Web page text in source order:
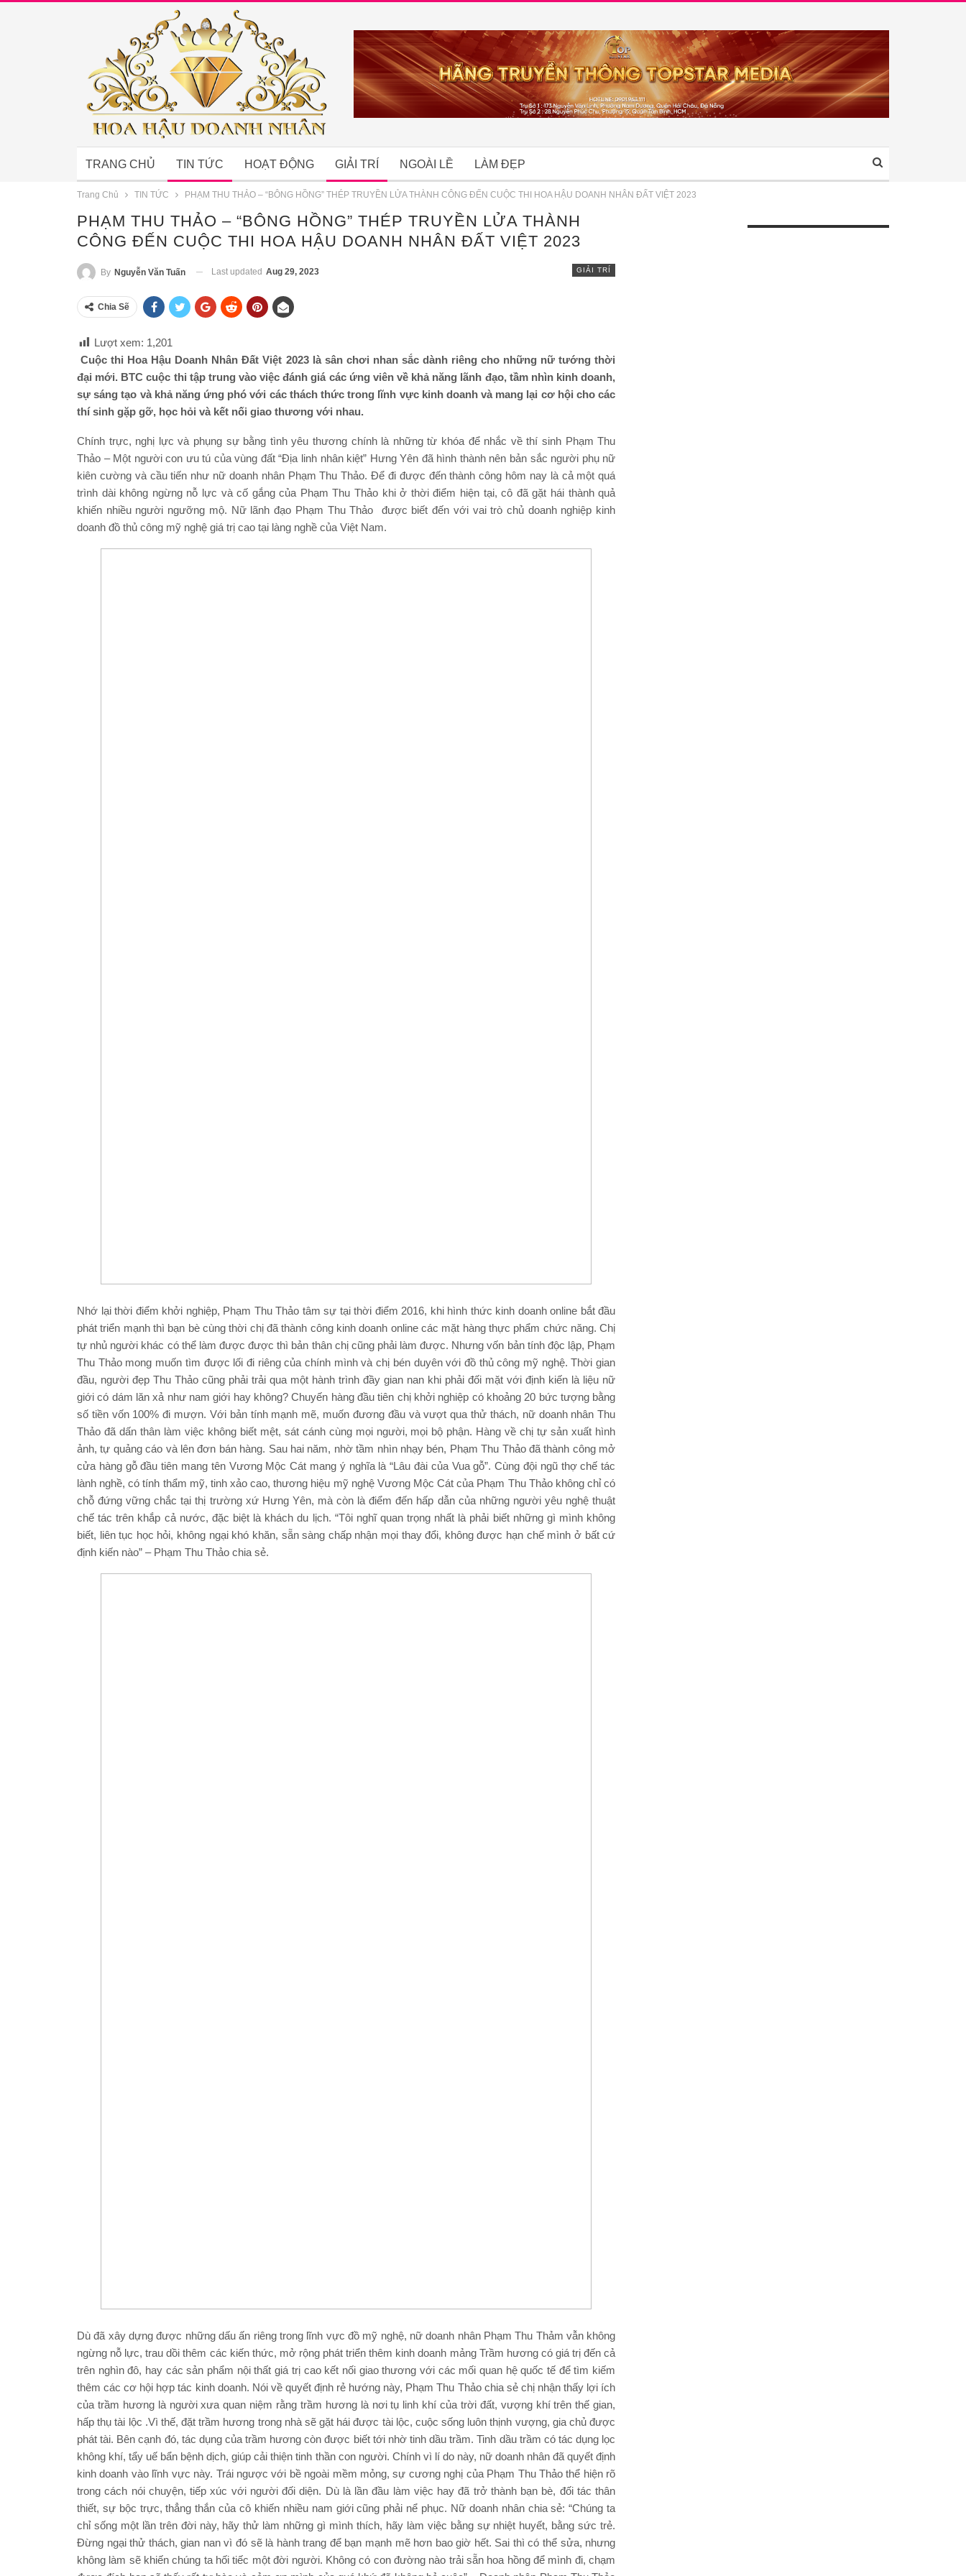
TRANG CHỦ TIN TỨC HOẠT ĐỘNG GIẢI TRÍ NGOÀI LỀ LÀM ĐẸP
Trang Chủ TIN TỨC PHẠM THU THẢO – “BÔNG HỒNG” THÉP TRUYỀN LỬA THÀNH CÔNG ĐẾN CUỘC THI HOA HẬU DOANH NHÂN ĐẤT VIỆT 2023
PHẠM THU THẢO – “BÔNG HỒNG” THÉP TRUYỀN LỬA THÀNH
CÔNG ĐẾN CUỘC THI HOA HẬU DOANH NHÂN ĐẤT VIỆT 2023
GIẢI TRÍ
By Nguyễn Văn Tuấn Last updated Aug 29, 2023
Chia Sẽ
Lượt xem: 1,201
Cuộc thi Hoa Hậu Doanh Nhân Đất Việt 2023 là sân chơi nhan sắc dành riêng cho những nữ tướng thời
đại mới. BTC cuộc thi tập trung vào việc đánh giá các ứng viên về khả năng lãnh đạo, tầm nhìn kinh doanh,
sự sáng tạo và khả năng ứng phó với các thách thức trong lĩnh vực kinh doanh và mang lại cơ hội cho các
thí sinh gặp gỡ, học hỏi và kết nối giao thương với nhau.
Chính trực, nghị lực và phụng sự bằng tình yêu thương chính là những từ khóa để nhắc về thí sinh Phạm Thu
Thảo – Một người con ưu tú của vùng đất “Địa linh nhân kiệt” Hưng Yên đã hình thành nên bản sắc người phụ nữ
kiên cường và cầu tiến như nữ doanh nhân Phạm Thu Thảo. Để đi được đến thành công hôm nay là cả một quá
trình dài không ngừng nỗ lực và cố gắng của Phạm Thu Thảo khi ở thời điểm hiện tại, cô đã gặt hái thành quả
khiến nhiều người ngưỡng mộ. Nữ lãnh đạo Phạm Thu Thảo được biết đến với vai trò chủ doanh nghiệp kinh
doanh đồ thủ công mỹ nghệ giá trị cao tại làng nghề của Việt Nam.
Nhớ lại thời điểm khởi nghiệp, Phạm Thu Thảo tâm sự tại thời điểm 2016, khi hình thức kinh doanh online bắt đầu
phát triển mạnh thì bạn bè cùng thời chị đã thành công kinh doanh online các mặt hàng thực phẩm chức năng. Chị
tự nhủ người khác có thể làm được được thì bản thân chị cũng phải làm được. Nhưng vốn bản tính độc lập, Phạm
Thu Thảo mong muốn tìm được lối đi riêng của chính mình và chị bén duyên với đồ thủ công mỹ nghệ. Thời gian
đầu, người đẹp Thu Thảo cũng phải trải qua một hành trình đầy gian nan khi phải đối mặt với định kiến là liệu nữ
giới có dám lăn xả như nam giới hay không? Chuyến hàng đầu tiên chị khởi nghiệp có khoảng 20 bức tượng bằng
số tiền vốn 100% đi mượn. Với bản tính mạnh mẽ, muốn đương đầu và vượt qua thử thách, nữ doanh nhân Thu
Thảo đã dấn thân làm việc không biết mệt, sát cánh cùng mọi người, mọi bộ phận. Hàng về chị tự sản xuất hình
ảnh, tự quảng cáo và lên đơn bán hàng. Sau hai năm, nhờ tầm nhìn nhạy bén, Phạm Thu Thảo đã thành công mở
cửa hàng gỗ đầu tiên mang tên Vương Mộc Cát mang ý nghĩa là “Lâu đài của Vua gỗ”. Cùng đội ngũ thợ chế tác
lành nghề, có tính thẩm mỹ, tinh xảo cao, thương hiệu mỹ nghệ Vương Mộc Cát của Phạm Thu Thảo không chỉ có
chỗ đứng vững chắc tại thị trường xứ Hưng Yên, mà còn là điểm đến hấp dẫn của những người yêu nghệ thuật
chế tác trên khắp cả nước, đặc biệt là khách du lịch. “Tôi nghĩ quan trọng nhất là phải biết những gì mình không
biết, liên tục học hỏi, không ngại khó khăn, sẵn sàng chấp nhận mọi thay đổi, không được hạn chế mình ở bất cứ
định kiến nào” – Phạm Thu Thảo chia sẻ.
Dù đã xây dựng được những dấu ấn riêng trong lĩnh vực đồ mỹ nghệ, nữ doanh nhân Phạm Thu Thảm vẫn không
ngừng nỗ lực, trau dồi thêm các kiến thức, mở rộng phát triển thêm kinh doanh mảng Trầm hương có giá trị đến cả
trên nghìn đô, hay các sản phẩm nội thất giá trị cao kết nối giao thương với các mối quan hệ quốc tế để tìm kiếm
thêm các cơ hội hợp tác kinh doanh. Nói về quyết định rẻ hướng này, Phạm Thu Thảo chia sẻ chị nhận thấy lợi ích
của trầm hương là người xưa quan niệm rằng trầm hương là nơi tụ linh khí của trời đất, vượng khí trên thế gian,
hấp thụ tài lộc .Vì thế, đặt trầm hương trong nhà sẽ gặt hái được tài lộc, cuộc sống luôn thịnh vượng, gia chủ được
phát tài. Bên cạnh đó, tác dụng của trầm hương còn được biết tới nhờ tinh dầu trầm. Tinh dầu trầm có tác dụng lọc
không khí, tẩy uế bẩn bệnh dịch, giúp cải thiện tinh thần con người. Chính vì lí do này, nữ doanh nhân đã quyết định
kinh doanh vào lĩnh vực này. Trái ngược với bề ngoài mềm mỏng, sự cương nghị của Phạm Thu Thảo thể hiện rõ
trong cách nói chuyện, tiếp xúc với người đối diện. Dù là lần đầu làm việc hay đã trở thành bạn bè, đối tác thân
thiết, sự bộc trực, thẳng thắn của cô khiến nhiều nam giới cũng phải nể phục. Nữ doanh nhân chia sẻ: “Chúng ta
chỉ sống một lần trên đời này, hãy thử làm những gì mình thích, hãy làm việc bằng sự nhiệt huyết, bằng sức trẻ.
Đừng ngại thử thách, gian nan vì đó sẽ là hành trang để bạn mạnh mẽ hơn bao giờ hết. Sai thì có thể sửa, nhưng
không làm sẽ khiến chúng ta hối tiếc một đời người. Không có con đường nào trải sẵn hoa hồng để mình đi, chạm